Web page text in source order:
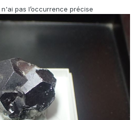
pas l’occurrence précise